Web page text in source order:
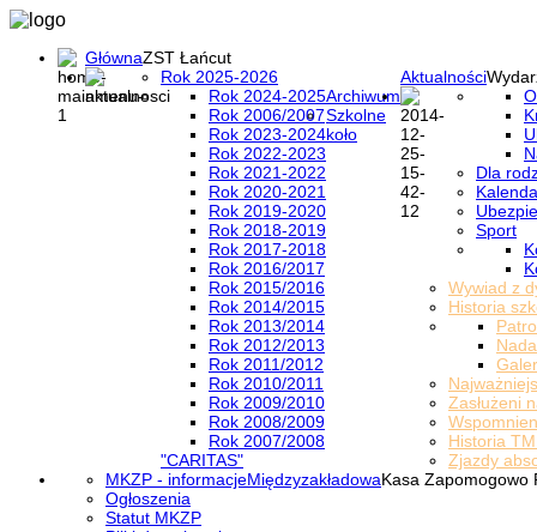
GłównaZST Łańcut
Aktualności
Rok 2025-2026
Archiwum
Rok 2024-2025
Rok 2006/2007
Rok 2023-2024
Rok 2022-2023
Rok 2021-2022
Rok 2020-2021
Rok 2019-2020
Rok 2018-2019
Rok 2017-2018
Rok 2016/2017
Rok 2015/2016
Rok 2014/2015
Rok 2013/2014
Rok 2012/2013
Rok 2011/2012
Rok 2010/2011
Rok 2009/2010
Rok 2008/2009
Rok 2007/2008
Szkolne
koło
"CARITAS"
Dla
Sport
Wywiad z
Historia
Zasłużeni
Historia
Zjazdy
MiędzyzakładowaKasa Zapomogowo
MKZP - informacje
Ogłoszenia
Statut MKZP